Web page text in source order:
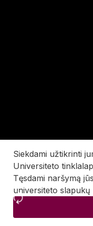
Siekdami užtikrinti
Universiteto
Tęsdami naršymą
universiteto slapukų